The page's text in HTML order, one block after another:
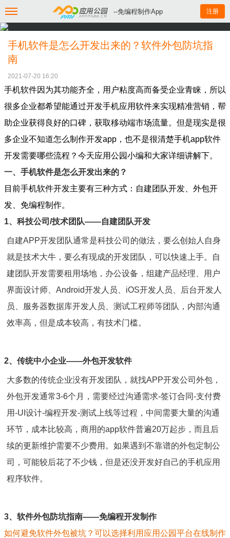
--免编程制作App 注册
手机软件是怎么开发出来的？软件外包防坑指
南
2021-07-20 16:20
手机软件因为其功能齐全，用户粘度高而备受企业青睐，所以
很多企业都希望能通过开发手机应用软件来实现精准营销，帮
助企业获得良好的口碑，获取移动端市场流量。 但是现实是很
多企业不知道怎么制作开发app，也不是很清楚手机app软件
开发需要哪些流程？今天应用公园小编和大家详细讲解下。
一、手机软件是怎么开发出来的？
目前手机软件开发主要有三种方式：自建团队开发、外包开
发、免编程制作。
1、科技公司/技术团队——自建团队开发
自建APP开发团队通常是科技公司的做法，要么创始人自身
就是技术大牛，要么有现成的开发团队，可以快速上手。自
建团队开发需要租用场地，办公设备，组建产品经理、用户
界面设计师、Android开发人员、iOS开发人员、后台开发人
员、服务器数据库开发人员、测试工程师等团队，内部沟通
效率高，但是成本较高，有技术门槛。
2、传统中小企业——外包开发软件
大多数的传统企业没有开发团队，就找APP开发公司外包，
外包开发通常3-6个月，需要经过沟通需求-签订合同-支付费
用-UI设计-编程开发-测试上线等过程，中间需要大量的沟通
环节，成本比较高，商用的app软件普遍20万起步，而且后
续的更新维护需要不少费用。如果遇到不靠谱的外包定制公
司，可能较后花了不少钱，但是还没开发好自己的手机应用
程序软件。
3、软件外包防坑指南——免编程开发制作
如何避免软件外包被坑？可以选择利用应用公园平台在线制作